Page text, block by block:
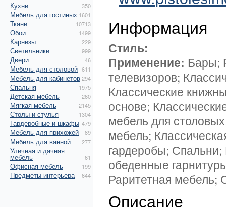
Кухни 350
Мебель для гостиных 1601
Ткани 10713
Обои 1499
Карнизы 229
Светильники 999
Двери 46
Мебель для столовой 611
Мебель для кабинетов294
Спальня 1975
Детская мебель 260
Мягкая мебель 2145
Столы и стулья 1304
Гардеробные и шкафы 479
Мебель для прихожей 89
Мебель для ванной 277
Уличная и дачная
мебель 61
Офисная мебель 199
Предметы интерьера 644
Информация
Стиль:
Применение: Бары;
телевизоров;
Классические
основе;
мебель для
мебель;
гардеробы;
обеденные
Раритетная мебель;
Описание